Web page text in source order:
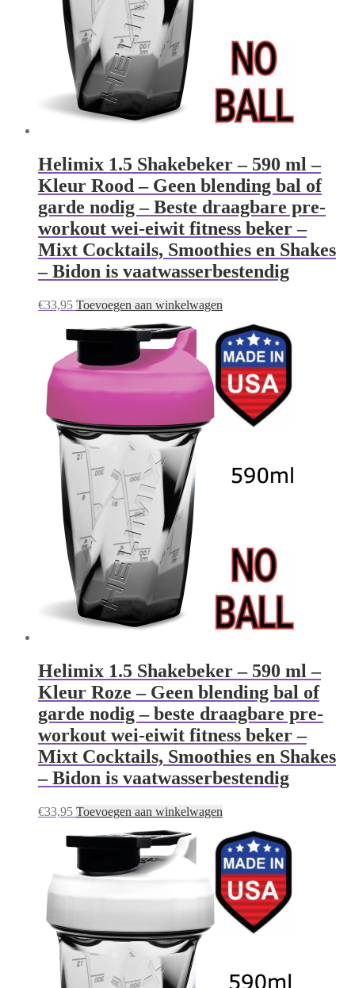
Helimix 1.5 Shakebeker – 590 ml –
Kleur Rood – Geen blending bal of
garde nodig – Beste draagbare pre-
workout wei-eiwit fitness beker –
Mixt Cocktails, Smoothies en Shakes
– Bidon is vaatwasserbestendig
€33,95 Toevoegen aan winkelwagen
Helimix 1.5 Shakebeker – 590 ml –
Kleur Roze – Geen blending bal of
garde nodig – beste draagbare pre-
workout wei-eiwit fitness beker –
Mixt Cocktails, Smoothies en Shakes
– Bidon is vaatwasserbestendig
€33,95 Toevoegen aan winkelwagen